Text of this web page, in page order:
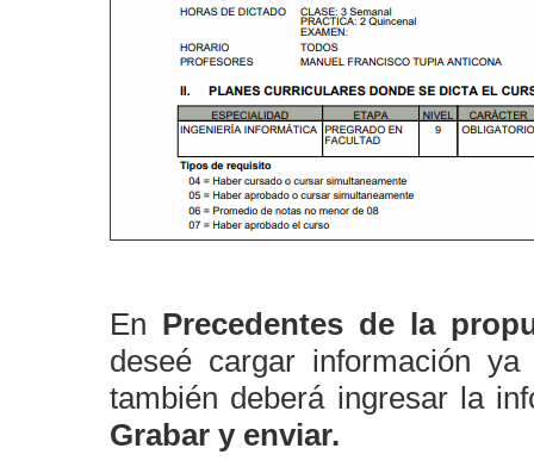
En Precedentes de la
deseé cargar información
también deberá ingresar la
Grabar y enviar.